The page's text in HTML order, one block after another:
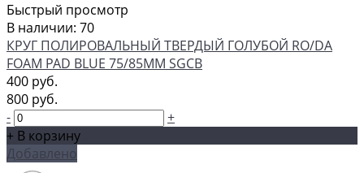
Быстрый просмотр
В наличии: 70
КРУГ ПОЛИРОВАЛЬНЫЙ ТВЕРДЫЙ ГОЛУБОЙ RO/DA
FOAM PAD BLUE 75/85ММ SGCB
400 руб.
800 руб.
-
+
+ В корзину
Добавлено